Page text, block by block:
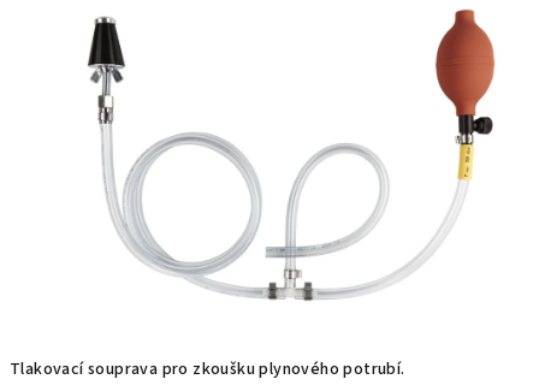
Tlakovací souprava pro zkoušku plynového potrubí.
0,0
z
5